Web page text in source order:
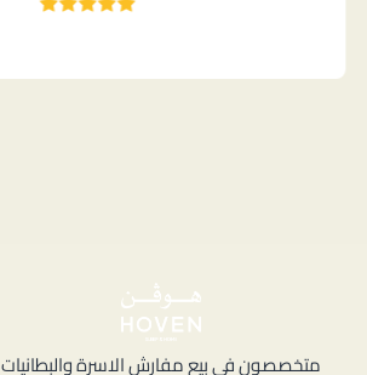
متخصصون في بيع مفارش الاسرة والبطانيات